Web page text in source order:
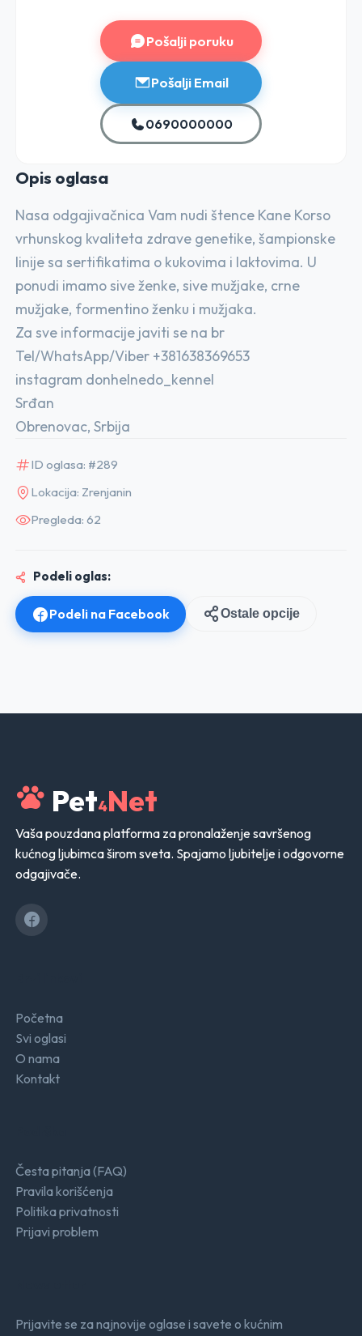
Pošalji poruku
Pošalji Email
0690000000
Opis oglasa
Nasa odgajivačnica Vam nudi štence Kane Korso
vrhunskog kvaliteta zdrave genetike, šampionske
linije sa sertifikatima o kukovima i laktovima. U
ponudi imamo sive ženke, sive mužjake, crne
mužjake, formentino ženku i mužjaka.
Za sve informacije javiti se na br
Tel/WhatsApp/Viber +381638369653
instagram donhelnedo_kennel
Srđan
Obrenovac, Srbija
ID oglasa: #289
Lokacija: Zrenjanin
Pregleda: 62
Podeli oglas:
Podeli na Facebook Ostale opcije
Pet4Net
Vaša pouzdana platforma za pronalaženje savršenog
kućnog ljubimca širom sveta. Spajamo ljubitelje i odgovorne
odgajivače.
Početna
Svi oglasi
O nama
Kontakt
Česta pitanja (FAQ)
Pravila korišćenja
Politika privatnosti
Prijavi problem
Prijavite se za najnovije oglase i savete o kućnim